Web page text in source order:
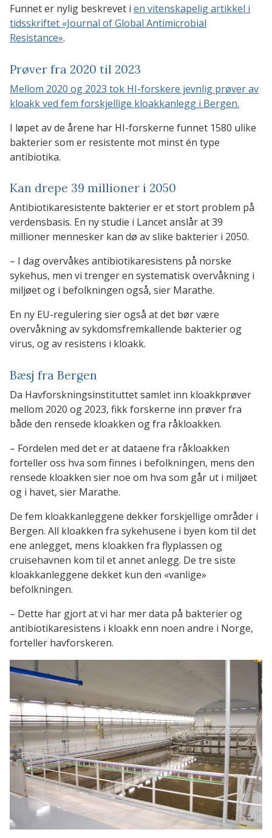
Funnet er nylig beskrevet i en vitenskapelig artikkel i
tidsskriftet «Journal of Global Antimicrobial
Resistance».
Prøver fra 2020 til 2023
Mellom 2020 og 2023 tok HI-forskere jevnlig prøver av
kloakk ved fem forskjellige kloakkanlegg i Bergen.
I løpet av de årene har HI-forskerne funnet 1580 ulike
bakterier som er resistente mot minst én type
antibiotika.
Kan drepe 39 millioner i 2050
Antibiotikaresistente bakterier er et stort problem på
verdensbasis. En ny studie i Lancet anslår at 39
millioner mennesker kan dø av slike bakterier i 2050.
– I dag overvåkes antibiotikaresistens på norske
sykehus, men vi trenger en systematisk overvåkning i
miljøet og i befolkningen også, sier Marathe.
En ny EU-regulering sier også at det bør være
overvåkning av sykdomsfremkallende bakterier og
virus, og av resistens i kloakk.
Bæsj fra Bergen
Da Havforskningsinstituttet samlet inn kloakkprøver
mellom 2020 og 2023, fikk forskerne inn prøver fra
både den rensede kloakken og fra råkloakken.
– Fordelen med det er at dataene fra råkloakken
forteller oss hva som finnes i befolkningen, mens den
rensede kloakken sier noe om hva som går ut i miljøet
og i havet, sier Marathe.
De fem kloakkanleggene dekker forskjellige områder i
Bergen. All kloakken fra sykehusene i byen kom til det
ene anlegget, mens kloakken fra flyplassen og
cruisehavnen kom til et annet anlegg. De tre siste
kloakkanleggene dekket kun den «vanlige»
befolkningen.
– Dette har gjort at vi har mer data på bakterier og
antibiotikaresistens i kloakk enn noen andre i Norge,
forteller havforskeren.